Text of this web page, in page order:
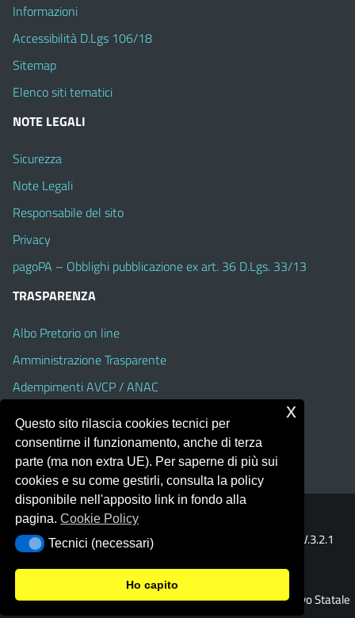
Informazioni
Accessibilità D.Lgs 106/18
Sitemap
Elenco siti tematici
NOTE LEGALI
Sicurezza
Note Legali
Responsabile del sito
Privacy
pagoPA – Obblighi pubblicazione ex art. 36 D.Lgs. 33/13
TRASPARENZA
Albo Pretorio on line
Amministrazione Trasparente
Adempimenti AVCP / ANAC
Dichiarazione di accessibilità
Portale realizzato con la piattaforma
Template Italia configurato sul tema accessibile
V.3.2.1
(Alioth)
© 2026 Istituto Comprensivo Statale
Questo sito rilascia cookies tecnici per
consentirne il funzionamento, anche di terza
parte (ma non extra UE). Per saperne di più sui
cookies e su come gestirli, consulta la policy
disponibile nell'apposito link in fondo alla
pagina.Cookie Policy
Tecnici (necessari)
Tecnici (necessari)
Ho capito
x